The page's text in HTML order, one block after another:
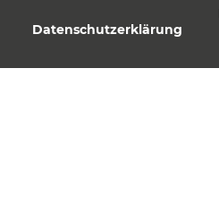
Datenschutzerklärung